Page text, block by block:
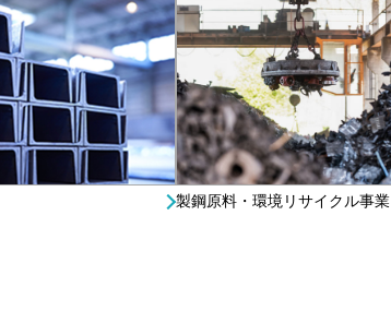
製鋼原料・環境リサイクル事業